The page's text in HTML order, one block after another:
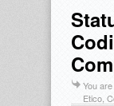
You
Etico,